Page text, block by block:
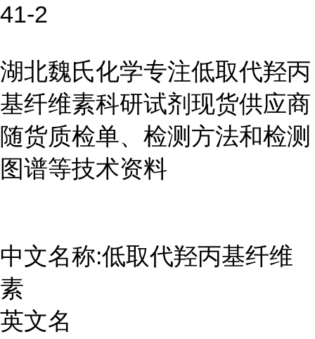
41-2
湖北魏氏化学专注低取代羟丙
基纤维素科研试剂现货供应商
随货质检单、检测方法和检测
图谱等技术资料
中文名称:低取代羟丙基纤维
素
英文名